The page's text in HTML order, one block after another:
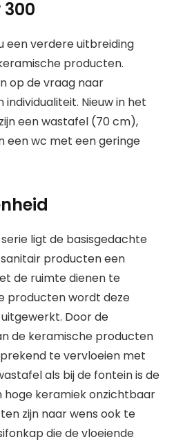
een verdere uitbreiding
producten.
op de vraag naar
Nieuw in het
een wastafel (70 cm),
een wc met een geringe
ligt de basisgedachte
producten een
de ruimte dienen te
producten wordt deze
Door de
de keramische producten
te vervloeien met
als bij de fontein is de
keramiek onzichtbaar
zijn naar wens ook te
die de vloeiende